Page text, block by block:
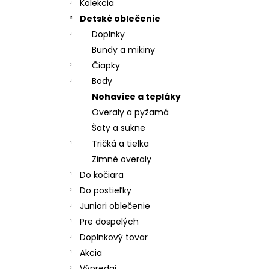
Kolekcia
Detské oblečenie
Doplnky
Bundy a mikiny
Čiapky
Body
Nohavice a tepláky
Overaly a pyžamá
Šaty a sukne
Tričká a tielka
Zimné overaly
Do kočiara
Do postieľky
Juniori oblečenie
Pre dospelých
Doplnkový tovar
Akcia
€32,57
Pôvodne: €40,71